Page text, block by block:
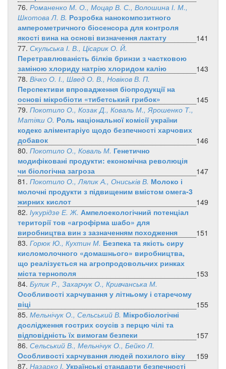
76. Романенко М. О., Моцар В. С., Волошина І. М.,
Шкотова Л. В. Розробка нанокомпозитного
амперометричного біосенсора для контроля
якості вина на основі визначення лактату
141
77. Скульська І. В., Цісарик О. Й.
Перетравлюваність білків бринзи з частковою
заміною хлориду натрію хлоридом калію
143
78. Вічко О. І., Швед О. В., Новіков В. П.
Перспективи впровадження біопродукції на
основі мікробіоти «тибетський грибок»
145
79. Покотило О., Козак Д., Коваль М., Ярошенко Т.,
Матіяш О. Роль національної комісії україни
кодекс аліментаріус щодо безпечності харчових
добавок
146
80. Покотило О., Коваль М. Генетично
модифіковані продукти: економічна революція
чи біологічна загроза
147
81. Покотило О., Лялик А., Ониськів В. Молоко і
молочні продукти з підвищеним вмістом омега-3
жирних кислот
149
82. Іукурідзе Е. Ж. Ампелоекологічний потенціал
території тов «агрофірма шабо» для
виробництва вин з зазначенням походження
151
83. Горюк Ю., Кухтин М. Безпека та якість сиру
кисломолочного «домашнього» виробництва,
що реалізується на агропродовольчих ринках
міста тернополя
153
84. Булик Р., Захарчук О., Кривчанська М.
Особливості харчування у літньому і старечому
віці
155
85. Мельнічук О., Сельський В. Мікробіологічні
дослідження гострих соусів з перцю чілі та
відповідність їх вимогам безпеки
157
86. Сельський В., Мельнічук О., Бейко Л.
Особливості харчування людей похилого віку
159
87. Назарко І. Українські стандарти безпечності